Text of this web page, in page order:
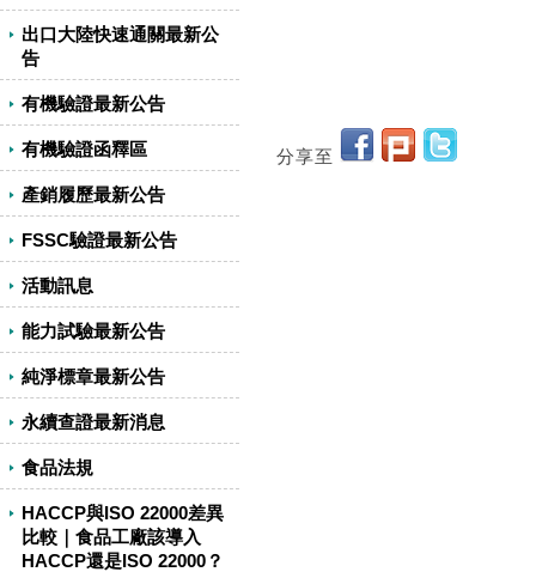
出口大陸快速通關最新公
告
有機驗證最新公告
有機驗證函釋區
產銷履歷最新公告
FSSC驗證最新公告
活動訊息
能力試驗最新公告
純淨標章最新公告
永續查證最新消息
食品法規
HACCP與ISO 22000差異
比較｜食品工廠該導入
HACCP還是ISO 22000？
分享至